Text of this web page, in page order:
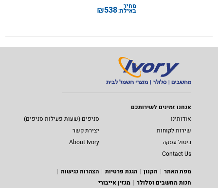
מחיר
באילת:538
₪
אנחנו זמינים לשירותכם
אודותינו
סניפים (שעות פעילות סניפים)
שירות לקוחות
יצירת קשר
ביטול עסקה
About Ivory
Contact Us
מפת האתר
תקנון הגנת פרטיות
הצהרות נגישות
חנות מחשבים וסלולר
מגזין אייבורי